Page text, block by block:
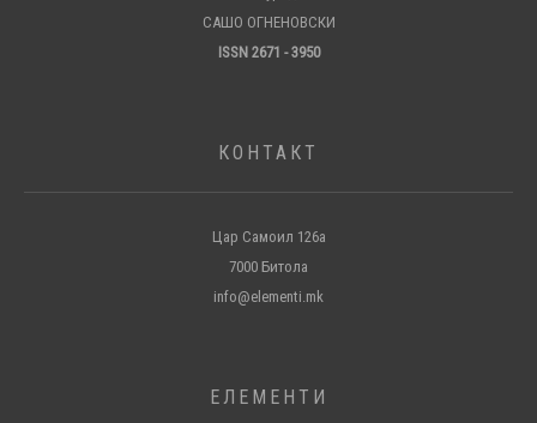
САШО ОГНЕНОВСКИ
ISSN 2671 - 3950
КОНТАКТ
Цар Самоил 126а
7000 Битола
info@elementi.mk
ЕЛЕМЕНТИ